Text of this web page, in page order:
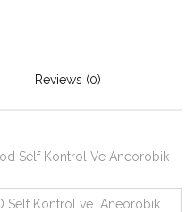
Reviews (0)
Self Kontrol Ve Aneorobik
Self Kontrol ve Aneorobik